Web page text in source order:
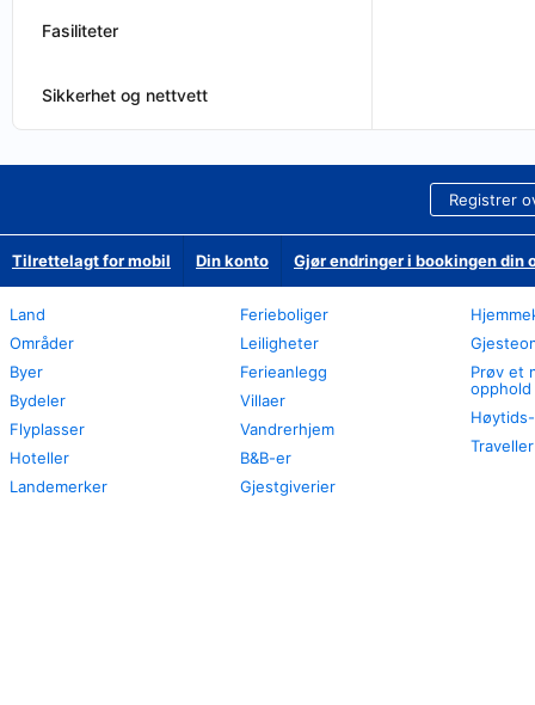
Fasiliteter
Sikkerhet og nettvett
Registrer
Tilrettelagt for mobil Din konto Gjør endringer i bookingen din
Land
Områder
Byer
Bydeler
Flyplasser
Hoteller
Landemerker
Ferieboliger
Leiligheter
Ferieanlegg
Villaer
Vandrerhjem
B&B-er
Gjestgiverier
Prøv et
opphold